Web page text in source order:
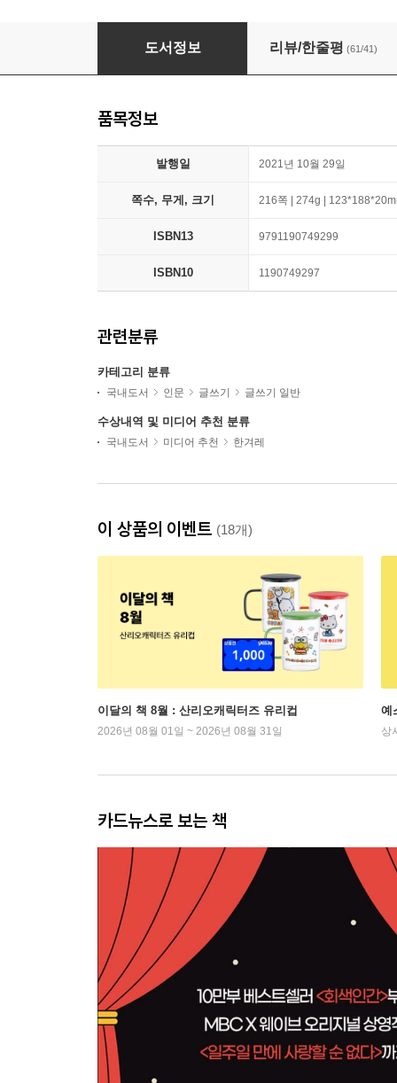
초단편 소설 쓰기
도서정보 리뷰/한줄평 (61/41)
품목정보
발행일 2021년 10월 29일
쪽수, 무게, 크기 216쪽 | 274g |
ISBN13 9791190749299
ISBN10 1190749297
관련분류
카테고리 분류
국내도서 인문 글쓰기 글쓰기 일반
수상내역 및 미디어 추천 분류
국내도서 미디어 추천 한겨레
이 상품의 이벤트 (18개)
이달의 책 8월 : 산리오캐릭터즈 유리컵
2026년 08월 01일 ~ 2026년 08월 31일
예
상
카드뉴스로 보는 책